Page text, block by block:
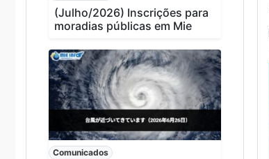
(Julho/2026) Inscrições para
moradias públicas em Mie
Comunicados